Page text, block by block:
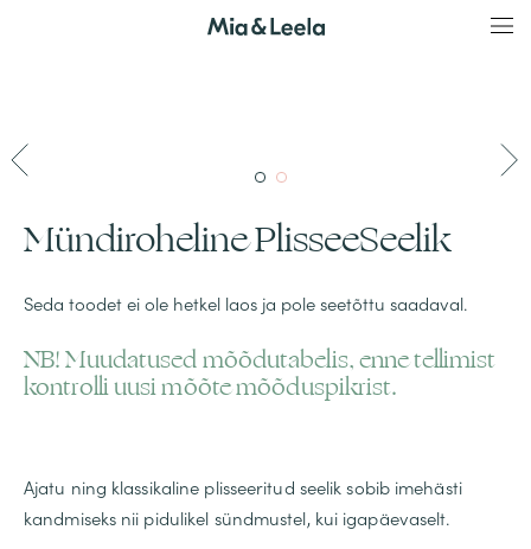
Mia&Leela
Mündiroheline PlisseeSeelik
Seda toodet ei ole hetkel laos ja pole seetõttu saadaval.
NB! Muudatused mõõdutabelis, enne tellimist
kontrolli uusi mõõte mõõduspikrist.
Ajatu ning klassikaline plisseeritud seelik sobib imehästi
kandmiseks nii pidulikel sündmustel, kui igapäevaselt.